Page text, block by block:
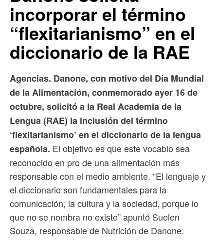
incorporar el término
“flexitarianismo” en el
diccionario de la RAE
Agencias. Danone, con motivo del Día Mundial
de la Alimentación, conmemorado ayer 16 de
octubre, solicitó a la Real Academia de la
Lengua (RAE) la inclusión del término
‘flexitarianismo’ en el diccionario de la lengua
española. El objetivo es que este vocablo sea
reconocido en pro de una alimentación más
responsable con el medio ambiente. “El lenguaje y
el diccionario son fundamentales para la
comunicación, la cultura y la sociedad, porque lo
que no se nombra no existe” apuntó Suelen
Souza, responsable de Nutrición de Danone.